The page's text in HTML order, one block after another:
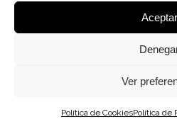
Aceptar
Ver
Política de CookiesPolítica de
Formación Arturo Vela